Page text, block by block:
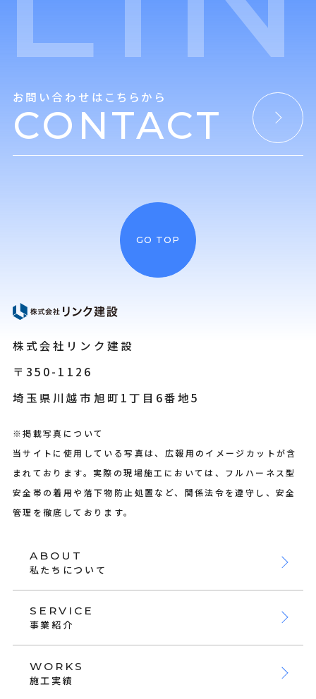
お問い合わせはこちらから
CONTACT
GO TOP
株式会社リンク建設
〒350-1126
埼玉県川越市旭町1丁目6番地5
※掲載写真について
当サイトに使用している写真は、広報用のイメージカットが含
まれております。実際の現場施工においては、フルハーネス型
安全帯の着用や落下物防止処置など、関係法令を遵守し、安全
管理を徹底しております。
ABOUT
私たちについて
SERVICE
事業紹介
WORKS
施工実績